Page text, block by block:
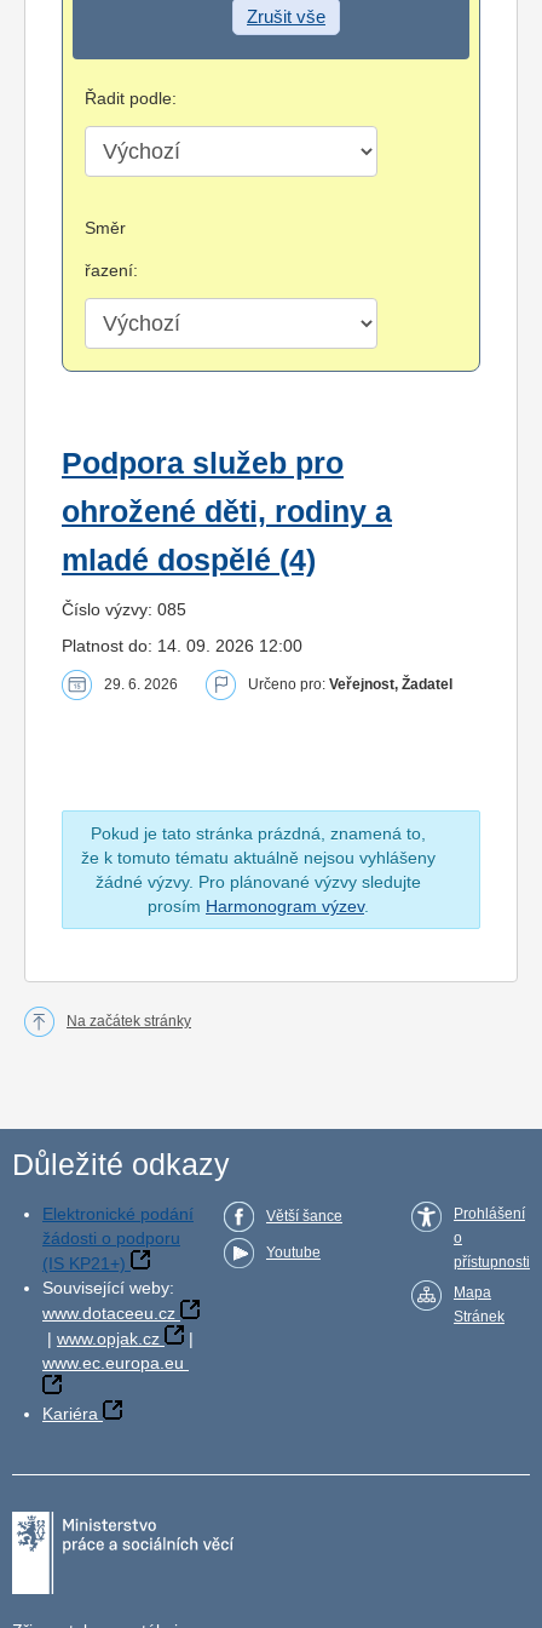
Zrušit vše
Řadit podle:
Směr
řazení:
Podpora služeb pro
ohrožené děti, rodiny a
mladé dospělé (4)
Číslo výzvy: 085
Platnost do: 14. 09. 2026 12:00
29. 6. 2026 Určeno pro: Veřejnost, Žadatel
Pokud je tato stránka prázdná, znamená to,
že k tomuto tématu aktuálně nejsou vyhlášeny
žádné výzvy. Pro plánované výzvy sledujte
prosím Harmonogram výzev.
Na začátek stránky
Důležité odkazy
Elektronické podání
žádosti o podporu
(IS KP21+)
Související weby:
www.dotaceeu.cz
| www.opjak.cz
|
www.ec.europa.eu
Kariéra
Větší šance
Youtube
Prohlášení
o
přístupnosti
Mapa
Stránek